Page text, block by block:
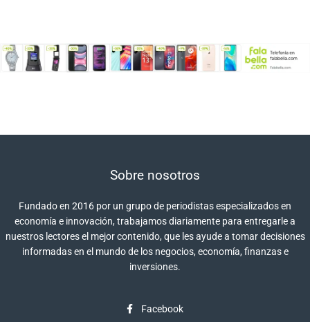
Sobre nosotros
Fundado en 2016 por un grupo de periodistas especializados en
economía e innovación, trabajamos diariamente para entregarle a
nuestros lectores el mejor contenido, que les ayude a tomar decisiones
informadas en el mundo de los negocios, economía, finanzas e
inversiones.
Facebook